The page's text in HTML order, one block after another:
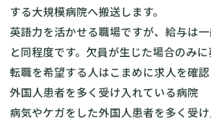
する大規模病院へ搬送します。
英語力を活かせる職場ですが、給与は
と同程度です。欠員が生じた場合のみに
転職を希望する人はこまめに求人を確認
外国人患者を多く受け入れている病院
病気やケガをした外国人患者を多く受